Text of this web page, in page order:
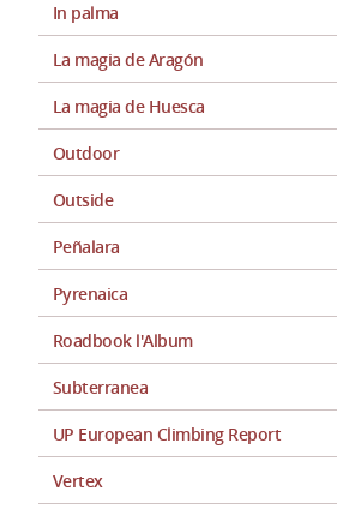
In palma
La magia de Aragón
La magia de Huesca
Outdoor
Outside
Peñalara
Pyrenaica
Roadbook l'Album
Subterranea
UP European Climbing Report
Vertex